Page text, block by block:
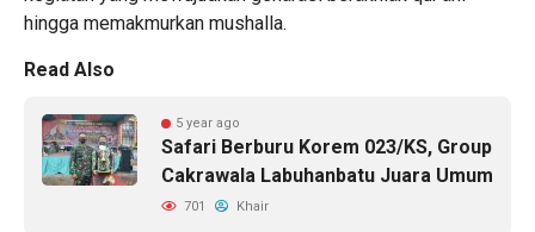
hingga memakmurkan mushalla.
Read Also
5 year ago
Safari Berburu Korem 023/KS, Group
Cakrawala Labuhanbatu Juara Umum
701 Khair